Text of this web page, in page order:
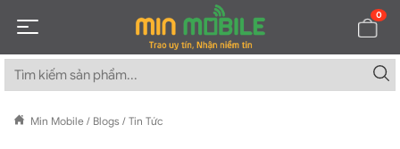
0
Min Mobile / Blogs / Tin Tức